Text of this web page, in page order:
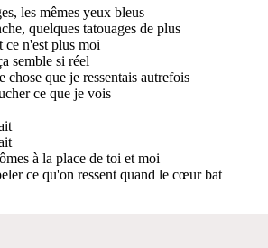
les mêmes yeux bleus
quelques tatouages de plus
ce n'est plus moi
semble si réel
chose que je ressentais autrefois
ce que je vois
à la place de toi et moi
ce qu'on ressent quand le cœur bat